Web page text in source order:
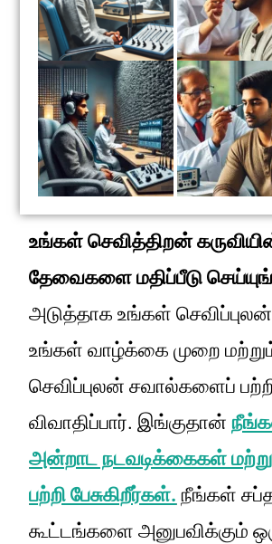
உங்கள் செவித்திறன்
தேவைகளை மதிப்பீடு
அடுத்தாக உங்கள் செவிப்புலன்
உங்கள் வாழ்க்கை முறை மற்றும்
செவிப்புலன் சவால்களைப்
விவாதிப்பார். இங்குதான்
அன்றாட நடவடிக்கைகள்
பற்றி பேசுகிறீர்கள். நீங்கள்
கூட்டங்களை அனுபவிக்கும்